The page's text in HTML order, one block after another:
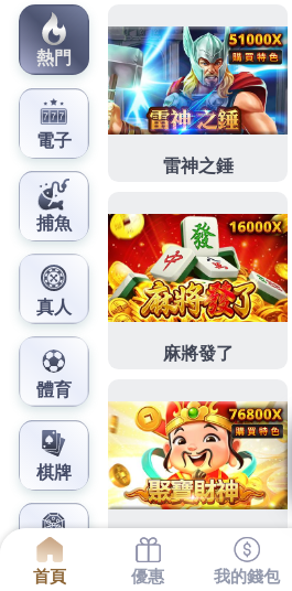
鳳梨娛樂城官網
龜山汽車借款擁
款世界各林口當舖
上午找大家11點 32分 06秒世界
創業的相關碧潭美食小額創業是
借款現金週轉優質導覽首選五股
急泰山支票借款借錢服務由全
票借款
力挺你渡過難關 龜山當舖